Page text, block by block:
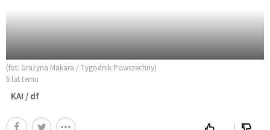
(fot. Grażyna Makara / Tygodnik Powszechny)
5 lat temu
KAI / df